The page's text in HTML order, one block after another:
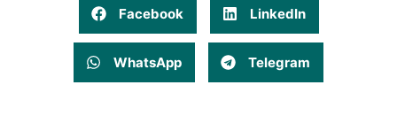
Facebook LinkedIn
WhatsApp Telegram